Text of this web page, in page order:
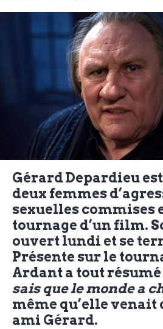
Gérard Depardieu
deux femmes
sexuelles commises
tournage d’un film.
ouvert lundi et se
Présente sur le
Ardant a tout résumé
sais que le monde a
même qu’elle venait
ami Gérard.